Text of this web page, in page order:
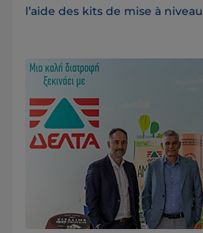
l’aide des kits de mise à niveau